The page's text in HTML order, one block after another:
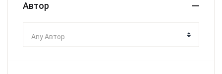
Автор
Any Автор